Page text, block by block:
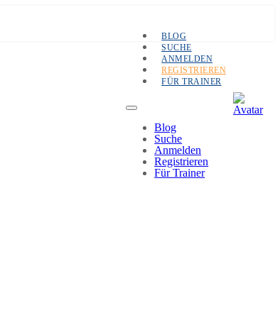
BLOG
SUCHE
ANMELDEN
REGISTRIEREN
FÜR TRAINER
Blog
Suche
Anmelden
Registrieren
Für Trainer